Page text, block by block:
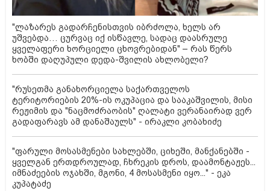
"ლაზარეს გადარჩენისთვის იბრძოლა, ხელს არ
უშვებდა… ცურვაც იქ ისწავლე, სადაც დაასრულე
ყველაფერი ხორციელი ცხოვრებიდან" – რას წერს
ხობში დაღუპული დედა-შვილის ახლობელი?
"რუსეთმა განახორციელა საქართველოს
ტერიტორიების 20%-ის ოკუპაცია და სააკაშვილის, მისი
რეჟიმის და "ნაცმოძრაობის" ღალატი ვერანაირად ვერ
გადაფარავს ამ დანაშაულს" - ირაკლი კობახიძე
"ფარული მოსასმენები სახლებში, ციხეში, მანქანებში -
ყველგან ერთდროულად, ჩხრეკის დროს, დაამონტაჟეს...
იმნაძეების ოჯახში, მგონი, 4 მოსასმენი იყო..." - ეკა
კუპატაძე